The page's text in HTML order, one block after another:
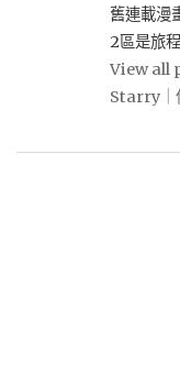
舊連載漫
2區是旅
View all
Starry｜